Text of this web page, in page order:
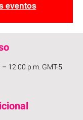
eventos
12:00 p.m. GMT-5